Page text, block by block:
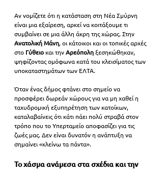
Αν νομίζετε ότι η κατάσταση στη Νέα Σμύρνη
είναι μια εξαίρεση, αρκεί να κοιτάξουμε τι
συμβαίνει σε μια άλλη άκρη της χώρας. Στην
Ανατολική Μάνη, οι κάτοικοι και οι τοπικές αρχές
στο Γύθειο και την Αρεόπολη ξεσηκώθηκαν,
ψηφίζοντας ομόφωνα κατά του κλεισίματος των
υποκαταστημάτων των ΕΛΤΑ.
Όταν ένας δήμος φτάνει στο σημείο να
προσφέρει δωρεάν χώρους για να μη χαθεί η
ταχυδρομική εξυπηρέτηση των κατοίκων,
καταλαβαίνεις ότι κάτι πάει πολύ στραβά στον
τρόπο που το Υπερταμείο αποφασίζει για τις
ζωές μας. Δεν είναι δυνατόν η ανάπτυξη να
σημαίνει «κλείνω τα πάντα».
Το χάσμα ανάμεσα στα σχέδια και την